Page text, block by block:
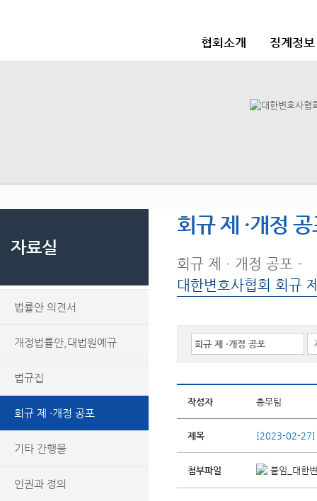
협회소개 징계정
자료실
법률안 의견서
개정법률안,대법원예규
법규집
회규 제 ·개정 공포
기타 간행물
인권과 정의
회규 제 ·개정
회규 제ㆍ개정 공포 -
대한변호사협회 회규
작성자 총무팀
제목 [2023-02-27]
첨부파일 붙임_대한